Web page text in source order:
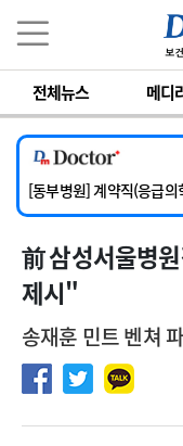
전체뉴스 메디
[서울아산병원] 2026년 하
[영남대학교의료원] 마취
[충남대학교병원] 소아청
[동부병원] 계약직(응급
[이대목동병원] 하반기 전
[서울아산병원] 2026년 하
[영남대학교의료원] 마취
前 삼성서울병
제시"
송재훈 민트 벤쳐